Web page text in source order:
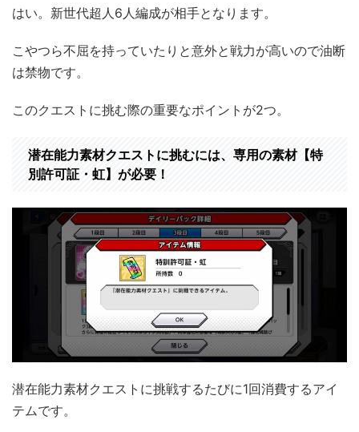
はい。新世代超人6人編成が相手となります。
こやつら不屈を持っていたりと意外と戦力が高いので油断
は禁物です。
このクエストに挑む際の重要なポイントが2つ。
潜在能力素材クエストに挑むには、専用の素材【特
別許可証・虹】が必要！
潜在能力素材クエストに挑戦するたびに1回消費するアイ
テムです。